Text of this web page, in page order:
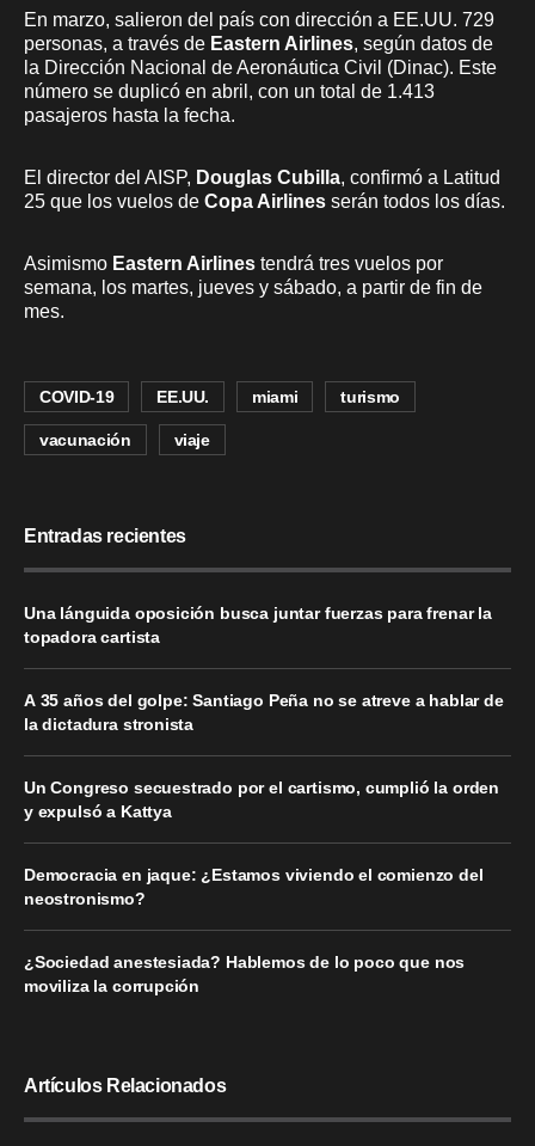
En marzo, salieron del país con dirección a EE.UU. 729
personas, a través de Eastern Airlines, según datos de
la Dirección Nacional de Aeronáutica Civil (Dinac). Este
número se duplicó en abril, con un total de 1.413
pasajeros hasta la fecha.
El director del AISP, Douglas Cubilla, confirmó a Latitud
25 que los vuelos de Copa Airlines serán todos los días.
Asimismo Eastern Airlines tendrá tres vuelos por
semana, los martes, jueves y sábado, a partir de fin de
mes.
COVID-19 EE.UU. miami turismo
vacunación viaje
Entradas recientes
Una lánguida oposición busca juntar fuerzas para frenar la
topadora cartista
A 35 años del golpe: Santiago Peña no se atreve a hablar de
la dictadura stronista
Un Congreso secuestrado por el cartismo, cumplió la orden
y expulsó a Kattya
Democracia en jaque: ¿Estamos viviendo el comienzo del
neostronismo?
¿Sociedad anestesiada? Hablemos de lo poco que nos
moviliza la corrupción
Artículos Relacionados